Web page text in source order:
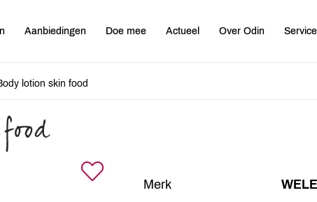
Aanbiedingen Doe mee Actueel Over Odin Service
lotion skin food
Merk